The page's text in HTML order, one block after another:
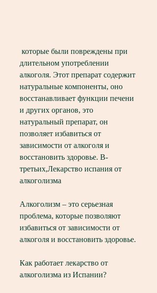
длительном употреблении
алкоголя. Этот препарат содержит
натуральные компоненты, оно
восстанавливает функции печени
и других органов, это
натуральный препарат, он
позволяет избавиться от
зависимости от алкоголя и
восстановить здоровье. В-
третьих,Лекарство испания от
алкоголизма
Алкоголизм – это серьезная
проблема, которые позволяют
избавиться от зависимости от
алкоголя и восстановить здоровье.
Как работает лекарство от
алкоголизма из Испании?